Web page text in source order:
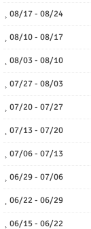
08/17 - 08/24
08/10 - 08/17
08/03 - 08/10
07/27 - 08/03
07/20 - 07/27
07/13 - 07/20
07/06 - 07/13
06/29 - 07/06
06/22 - 06/29
06/15 - 06/22